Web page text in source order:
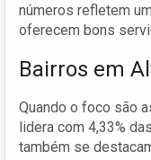
números refletem
oferecem bons
Bairros em
Quando o foco são
lidera com 4,33%
também se